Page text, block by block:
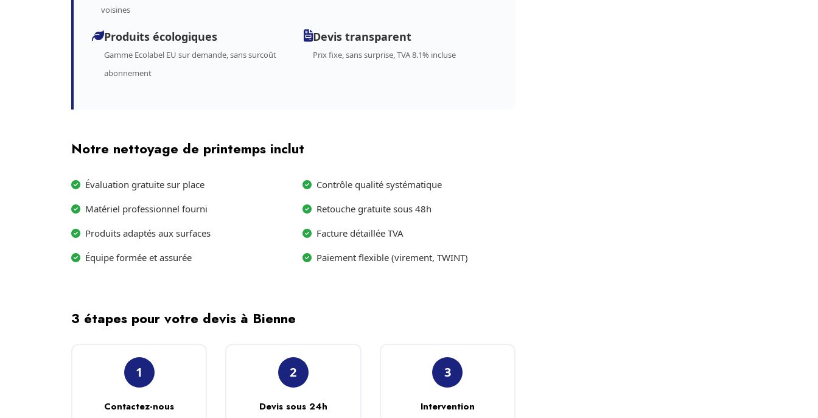
voisines
Produits écologiques
Gamme Ecolabel EU sur demande, sans surcoût
abonnement
Devis transparent
Prix fixe, sans surprise, TVA 8.1% incluse
Notre nettoyage de printemps inclut
Évaluation gratuite sur place
Matériel professionnel fourni
Produits adaptés aux surfaces
Équipe formée et assurée
Contrôle qualité systématique
Retouche gratuite sous 48h
Facture détaillée TVA
Paiement flexible (virement, TWINT)
3 étapes pour votre devis à Bienne
1
Contactez-nous
2
Devis sous 24h
3
Intervention